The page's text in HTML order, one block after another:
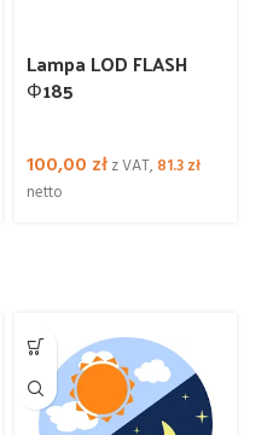
Lampa LOD FLASH
Φ185
100,00 złz VAT,81.3zł
netto